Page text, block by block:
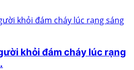
khỏi đám cháy lúc rạng